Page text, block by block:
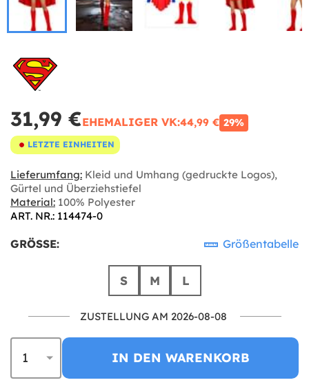
31,99 €EHEMALIGER VK:44,99 € 29%
LETZTE EINHEITEN
Lieferumfang: Kleid und Umhang (gedruckte Logos),
Gürtel und Überziehstiefel
Material: 100% Polyester
ART. NR.: 114474-0
GRÖSSE: Größentabelle
S M L
ZUSTELLUNG AM 2026-08-08
IN DEN WARENKORB